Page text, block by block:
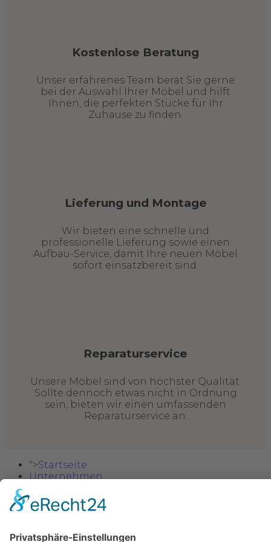
Kostenlose Beratung
Unser erfahrenes Team berät Sie gerne
bei der Auswahl Ihrer Möbel und hilft
Ihnen, die perfekten Stücke für Ihr
Zuhause zu finden.
Lieferung und Montage
Wir bieten eine schnelle und
professionelle Lieferung sowie einen
Aufbau-Service, damit Ihre neuen Möbel
sofort einsatzbereit sind.
Reparaturservice
Unsere Möbel sind von höchster Qualität.
Sollte dennoch etwas nicht in Ordnung
sein, bieten wir einen umfassenden
Reparaturservice an.
">Startseite
Unternehmen
Sitzgarnituren
Wohnzimmer
Schlafzimmer